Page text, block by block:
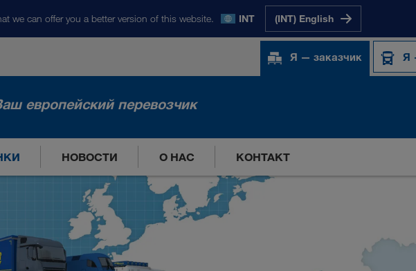
we can offer you a better version of this website. INT (INT) English
Я — заказчик Я
европейский перевозчик
НОВОСТИ О НАС КОНТАКТ